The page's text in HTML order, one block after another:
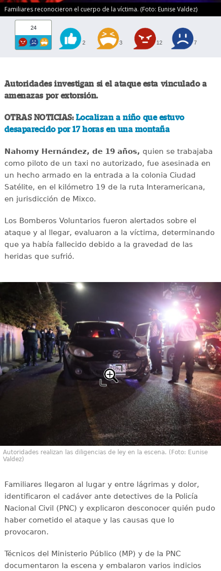
Familiares reconocieron el cuerpo de la víctima. (Foto: Eunise Valdez)
24
2 3 12 7
Autoridades investigan si el ataque esta vinculado a
amenazas por extorsión.
OTRAS NOTICIAS: Localizan a niño que estuvo
desaparecido por 17 horas en una montaña
Nahomy Hernández, de 19 años, quien se trabajaba
como piloto de un taxi no autorizado, fue asesinada en
un hecho armado en la entrada a la colonia Ciudad
Satélite, en el kilómetro 19 de la ruta Interamericana,
en jurisdicción de Mixco.
Los Bomberos Voluntarios fueron alertados sobre el
ataque y al llegar, evaluaron a la víctima, determinando
que ya había fallecido debido a la gravedad de las
heridas que sufrió.
Autoridades realizan las diligencias de ley en la escena. (Foto: Eunise
Valdez)
Familiares llegaron al lugar y entre lágrimas y dolor,
identificaron el cadáver ante detectives de la Policía
Nacional Civil (PNC) y explicaron desconocer quién pudo
haber cometido el ataque y las causas que lo
provocaron.
Técnicos del Ministerio Público (MP) y de la PNC
documentaron la escena y embalaron varios indicios